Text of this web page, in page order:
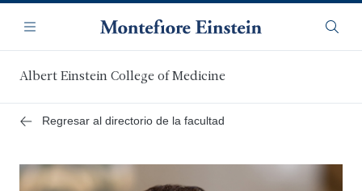
contenido
principal
Navegación
Menú
Albert Einstein College of Medicine
Regresar al directorio de la facultad